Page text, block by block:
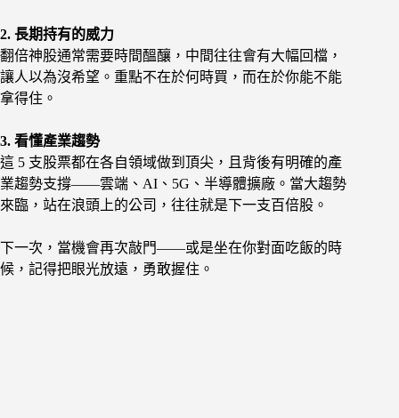
2. 長期持有的威力
翻倍神股通常需要時間醞釀，中間往往會有大幅回檔，
讓人以為沒希望。重點不在於何時買，而在於你能不能
拿得住。
3. 看懂產業趨勢
這 5 支股票都在各自領域做到頂尖，且背後有明確的產
業趨勢支撐——雲端、AI、5G、半導體擴廠。當大趨勢
來臨，站在浪頭上的公司，往往就是下一支百倍股。
下一次，當機會再次敲門——或是坐在你對面吃飯的時
候，記得把眼光放遠，勇敢握住。